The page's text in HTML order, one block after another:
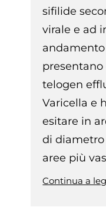
sifilide
virale e ad
telogen
Varicella e
esitare in
di diametro
aree più
Continua a